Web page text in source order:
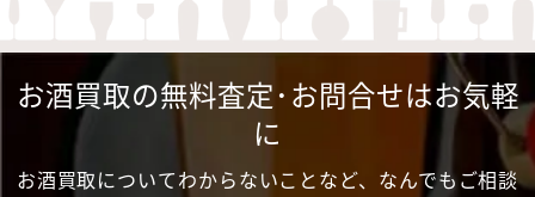
お酒買取の無料査定･お問合せはお気軽
に
お酒買取についてわからないことなど、なんでもご相談